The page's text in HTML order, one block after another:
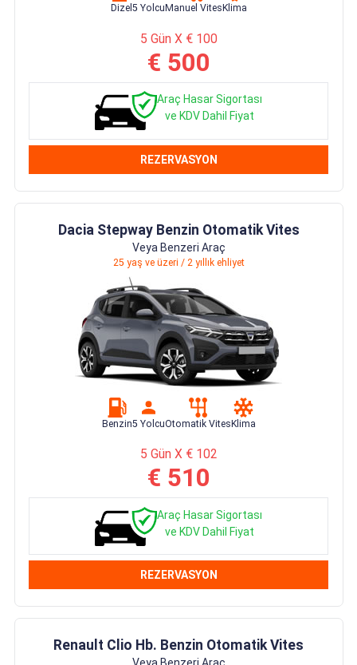
Dizel 5 Yolcu Manuel Vites Klima
5 Gün X € 100
€ 500
Araç Hasar Sigortası
ve KDV Dahil Fiyat
REZERVASYON
Dacia Stepway Benzin Otomatik Vites
Veya Benzeri Araç
25 yaş ve üzeri / 2 yıllık ehliyet
Benzin5 YolcuOtomatik VitesKlima
5 Gün X € 102
€ 510
Araç Hasar Sigortası
ve KDV Dahil Fiyat
REZERVASYON
Renault Clio Hb. Benzin Otomatik Vites